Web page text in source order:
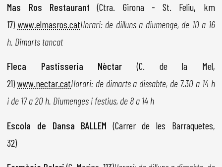
Mas Ros Restaurant (Ctra. Girona - St. Feliu, km
17) www.elmasros.catHorari: de dilluns a diumenge, de 10 a 16
h. Dimarts tancat
Fleca Pastisseria Nèctar(C. de la Mel,
21)www.nectar.catHorari: de dimarts a dissabte, de 7.30 a 14 h
i de 17 a 20 h. Diumenges i festius, de 8 a 14 h
Escola de Dansa BALLEM (Carrer de les Barraquetes,
32)